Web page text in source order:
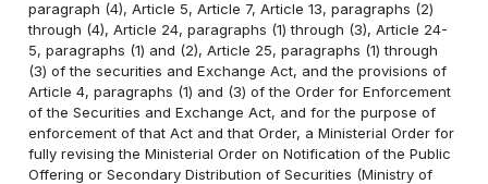
paragraph (4), Article 5, Article 7, Article 13, paragraphs (2)
through (4), Article 24, paragraphs (1) through (3), Article 24-
5, paragraphs (1) and (2), Article 25, paragraphs (1) through
(3) of the securities and Exchange Act, and the provisions of
Article 4, paragraphs (1) and (3) of the Order for Enforcement
of the Securities and Exchange Act, and for the purpose of
enforcement of that Act and that Order, a Ministerial Order for
fully revising the Ministerial Order on Notification of the Public
Offering or Secondary Distribution of Securities (Ministry of